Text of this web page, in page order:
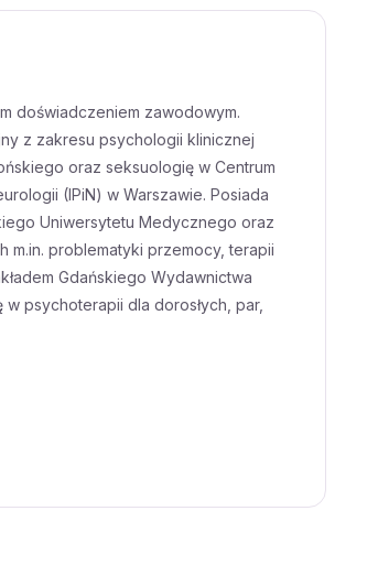
doświadczeniem zawodowym.
z zakresu psychologii klinicznej
oraz seksuologię w Centrum
(IPiN) w Warszawie. Posiada
Uniwersytetu Medycznego oraz
m.in. problematyki przemocy, terapii
Gdańskiego Wydawnictwa
psychoterapii dla dorosłych, par,